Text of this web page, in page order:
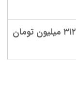
۳۱۲ میلیون تومان